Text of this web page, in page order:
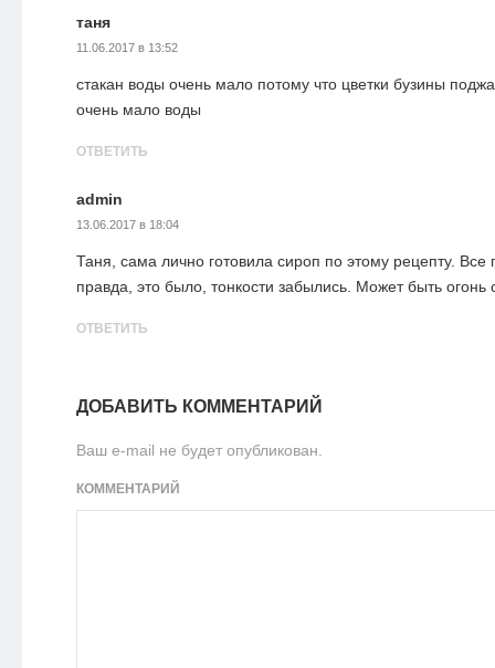
таня
11.06.2017 в 13:52
стакан воды очень мало потому что цветки бузины
очень мало воды
ОТВЕТИТЬ
admin
13.06.2017 в 18:04
Таня, сама лично готовила сироп по этому рецепту. Все
правда, это было, тонкости забылись. Может быть огонь
ОТВЕТИТЬ
ДОБАВИТЬ КОММЕНТАРИЙ
Ваш e-mail не будет опубликован.
КОММЕНТАРИЙ